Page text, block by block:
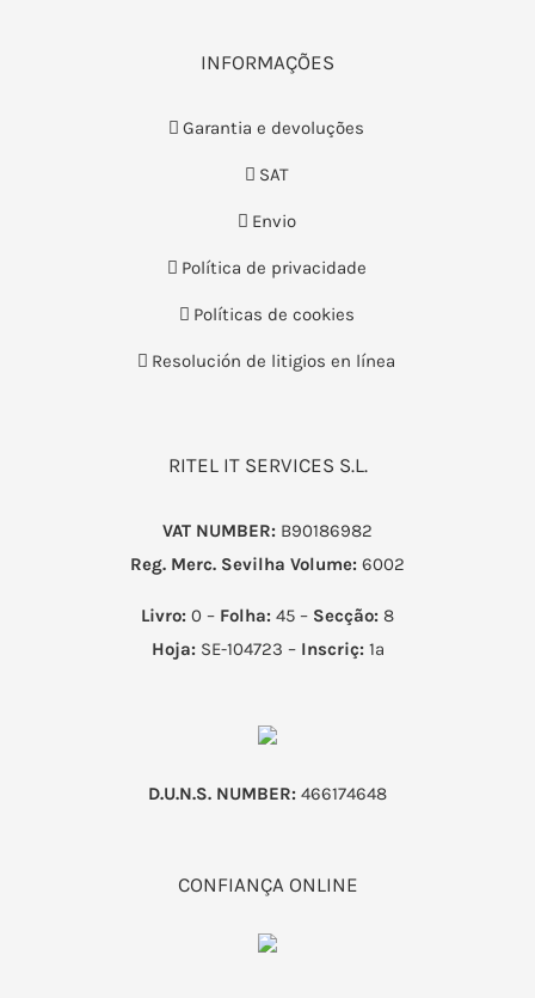
INFORMAÇÕES
Garantia e devoluções
SAT
Envio
Política de privacidade
Políticas de cookies
Resolución de litigios en línea
RITEL IT SERVICES S.L.
VAT NUMBER: B90186982
Reg. Merc. Sevilha Volume: 6002
Livro: 0 – Folha: 45 – Secção: 8
Hoja:SE-104723 – Inscriç:1ª
D.U.N.S. NUMBER: 466174648
CONFIANÇA ONLINE